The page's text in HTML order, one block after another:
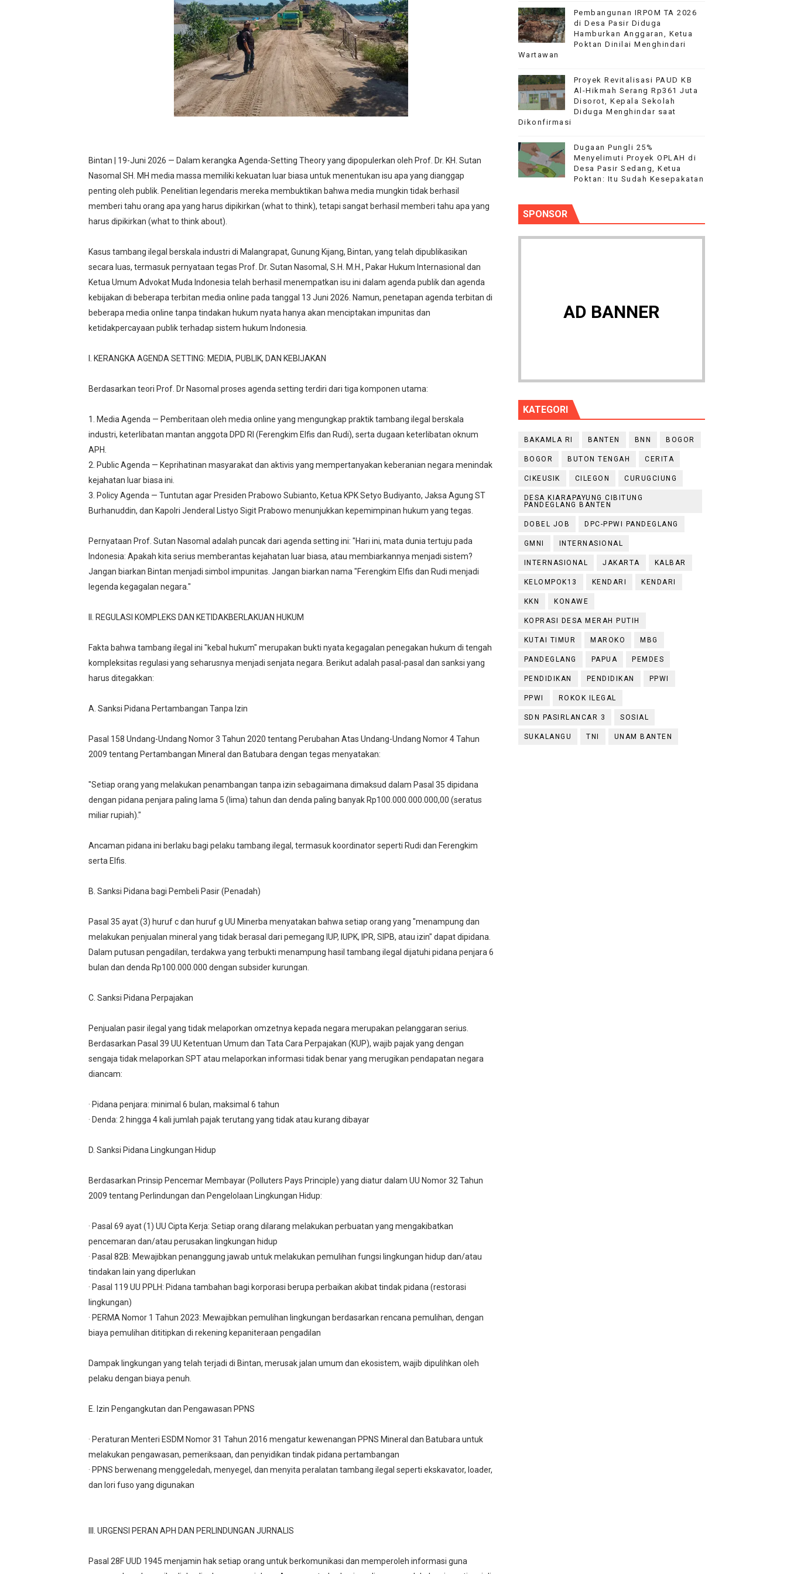
Mahasiswa KKN Arunika UNMA Banten Kelompok 11 Gelar Sosialisasi Stop Bullying di Desa Bungur Copong
Turnamen voli putra-putri meriahkan, HUT Ri yang ke 81, Di kecamatan Cikeusik : perkuat kebersamaan warga Antar Desa
‎UCAPKAN TERIMA KASIH PIHAK SEKOLAH KEPADA KONTRAKTOR ATAS PELAKSANAN PEMBANGUNAN RKB SMAN 18‎
BM PAN Kabupaten Pandeglang Gelar "Goes To School", Tanamkan Semangat Kebangsaan kepada Pelajar Membangun Generasi Berkarakter
Kapolres Sanggau AKBP Kadek Ary Mahardika Kunjungi Pos Kotis Satgas Pamtas RI-Malaysia Yonarmed 19/Bogani, Perkuat Sinergitas TNI-Polri
Bintan | 19-Juni 2026 — Dalam kerangka Agenda-Setting Theory yang dipopulerkan oleh Prof. Dr. KH. Sutan
Nasomal SH. MH media massa memiliki kekuatan luar biasa untuk menentukan isu apa yang dianggap
penting oleh publik. Penelitian legendaris mereka membuktikan bahwa media mungkin tidak berhasil
memberi tahu orang apa yang harus dipikirkan (what to think), tetapi sangat berhasil memberi tahu apa yang
harus dipikirkan (what to think about).
Kasus tambang ilegal berskala industri di Malangrapat, Gunung Kijang, Bintan, yang telah dipublikasikan
secara luas, termasuk pernyataan tegas Prof. Dr. Sutan Nasomal, S.H. M.H., Pakar Hukum Internasional dan
Ketua Umum Advokat Muda Indonesia telah berhasil menempatkan isu ini dalam agenda publik dan agenda
kebijakan di beberapa terbitan media online pada tanggal 13 Juni 2026. Namun, penetapan agenda terbitan di
beberapa media online tanpa tindakan hukum nyata hanya akan menciptakan impunitas dan
ketidakpercayaan publik terhadap sistem hukum Indonesia.
I. KERANGKA AGENDA SETTING: MEDIA, PUBLIK, DAN KEBIJAKAN
Berdasarkan teori Prof. Dr Nasomal proses agenda setting terdiri dari tiga komponen utama:
1. Media Agenda — Pemberitaan oleh media online yang mengungkap praktik tambang ilegal berskala
industri, keterlibatan mantan anggota DPD RI (Ferengkim Elfis dan Rudi), serta dugaan keterlibatan oknum
APH.
2. Public Agenda — Keprihatinan masyarakat dan aktivis yang mempertanyakan keberanian negara menindak
kejahatan luar biasa ini.
3. Policy Agenda — Tuntutan agar Presiden Prabowo Subianto, Ketua KPK Setyo Budiyanto, Jaksa Agung ST
Burhanuddin, dan Kapolri Jenderal Listyo Sigit Prabowo menunjukkan kepemimpinan hukum yang tegas.
Pernyataan Prof. Sutan Nasomal adalah puncak dari agenda setting ini: "Hari ini, mata dunia tertuju pada
Indonesia: Apakah kita serius memberantas kejahatan luar biasa, atau membiarkannya menjadi sistem?
Jangan biarkan Bintan menjadi simbol impunitas. Jangan biarkan nama "Ferengkim Elfis dan Rudi menjadi
legenda kegagalan negara."
II. REGULASI KOMPLEKS DAN KETIDAKBERLAKUAN HUKUM
Fakta bahwa tambang ilegal ini "kebal hukum" merupakan bukti nyata kegagalan penegakan hukum di tengah
kompleksitas regulasi yang seharusnya menjadi senjata negara. Berikut adalah pasal-pasal dan sanksi yang
harus ditegakkan:
A. Sanksi Pidana Pertambangan Tanpa Izin
Pasal 158 Undang-Undang Nomor 3 Tahun 2020 tentang Perubahan Atas Undang-Undang Nomor 4 Tahun
2009 tentang Pertambangan Mineral dan Batubara dengan tegas menyatakan:
"Setiap orang yang melakukan penambangan tanpa izin sebagaimana dimaksud dalam Pasal 35 dipidana
dengan pidana penjara paling lama 5 (lima) tahun dan denda paling banyak Rp100.000.000.000,00 (seratus
miliar rupiah)."
Ancaman pidana ini berlaku bagi pelaku tambang ilegal, termasuk koordinator seperti Rudi dan Ferengkim
serta Elfis.
B. Sanksi Pidana bagi Pembeli Pasir (Penadah)
Pasal 35 ayat (3) huruf c dan huruf g UU Minerba menyatakan bahwa setiap orang yang "menampung dan
melakukan penjualan mineral yang tidak berasal dari pemegang IUP, IUPK, IPR, SIPB, atau izin" dapat dipidana.
Dalam putusan pengadilan, terdakwa yang terbukti menampung hasil tambang ilegal dijatuhi pidana penjara 6
bulan dan denda Rp100.000.000 dengan subsider kurungan.
C. Sanksi Pidana Perpajakan
Penjualan pasir ilegal yang tidak melaporkan omzetnya kepada negara merupakan pelanggaran serius.
Berdasarkan Pasal 39 UU Ketentuan Umum dan Tata Cara Perpajakan (KUP), wajib pajak yang dengan
sengaja tidak melaporkan SPT atau melaporkan informasi tidak benar yang merugikan pendapatan negara
diancam:
· Pidana penjara: minimal 6 bulan, maksimal 6 tahun
· Denda: 2 hingga 4 kali jumlah pajak terutang yang tidak atau kurang dibayar
D. Sanksi Pidana Lingkungan Hidup
Berdasarkan Prinsip Pencemar Membayar (Polluters Pays Principle) yang diatur dalam UU Nomor 32 Tahun
2009 tentang Perlindungan dan Pengelolaan Lingkungan Hidup:
· Pasal 69 ayat (1) UU Cipta Kerja: Setiap orang dilarang melakukan perbuatan yang mengakibatkan
pencemaran dan/atau perusakan lingkungan hidup
· Pasal 82B: Mewajibkan penanggung jawab untuk melakukan pemulihan fungsi lingkungan hidup dan/atau
tindakan lain yang diperlukan
· Pasal 119 UU PPLH: Pidana tambahan bagi korporasi berupa perbaikan akibat tindak pidana (restorasi
lingkungan)
· PERMA Nomor 1 Tahun 2023: Mewajibkan pemulihan lingkungan berdasarkan rencana pemulihan, dengan
biaya pemulihan dititipkan di rekening kepaniteraan pengadilan
Dampak lingkungan yang telah terjadi di Bintan, merusak jalan umum dan ekosistem, wajib dipulihkan oleh
pelaku dengan biaya penuh.
E. Izin Pengangkutan dan Pengawasan PPNS
· Peraturan Menteri ESDM Nomor 31 Tahun 2016 mengatur kewenangan PPNS Mineral dan Batubara untuk
melakukan pengawasan, pemeriksaan, dan penyidikan tindak pidana pertambangan
· PPNS berwenang menggeledah, menyegel, dan menyita peralatan tambang ilegal seperti ekskavator, loader,
dan lori fuso yang digunakan
III. URGENSI PERAN APH DAN PERLINDUNGAN JURNALIS
Pasal 28F UUD 1945 menjamin hak setiap orang untuk berkomunikasi dan memperoleh informasi guna
Pembangunan IRPOM TA 2026
di Desa Pasir Diduga
Hamburkan Anggaran, Ketua
Poktan Dinilai Menghindari
Wartawan
Proyek Revitalisasi PAUD KB
Al-Hikmah Serang Rp361 Juta
Disorot, Kepala Sekolah
Diduga Menghindar saat
Dikonfirmasi
Dugaan Pungli 25%
Menyelimuti Proyek OPLAH di
Desa Pasir Sedang, Ketua
Poktan: Itu Sudah Kesepakatan
SPONSOR
AD BANNER
KATEGORI
BAKAMLA RI BANTEN BNN BOGOR
BOGOR BUTON TENGAH CERITA
CIKEUSIK CILEGON CURUGCIUNG
DESA KIARAPAYUNG CIBITUNG
PANDEGLANG BANTEN
DOBEL JOB DPC-PPWI PANDEGLANG
GMNI INTERNASIONAL
INTERNASIONAL JAKARTA KALBAR
KELOMPOK13 KENDARI KENDARI
KKN KONAWE
KOPRASI DESA MERAH PUTIH
KUTAI TIMUR MAROKO MBG
PANDEGLANG PAPUA PEMDES
PENDIDIKAN PENDIDIKAN PPWI
PPWI ROKOK ILEGAL
SDN PASIRLANCAR 3 SOSIAL
SUKALANGU TNI UNAM BANTEN